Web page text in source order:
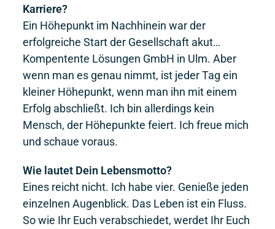
Karriere?
Ein Höhepunkt im Nachhinein war der
erfolgreiche Start der Gesellschaft akut…
Kompentente Lösungen GmbH in Ulm. Aber
wenn man es genau nimmt, ist jeder Tag ein
kleiner Höhepunkt, wenn man ihn mit einem
Erfolg abschließt. Ich bin allerdings kein
Mensch, der Höhepunkte feiert. Ich freue mich
und schaue voraus.
Wie lautet Dein Lebensmotto?
Eines reicht nicht. Ich habe vier. Genieße jeden
einzelnen Augenblick. Das Leben ist ein Fluss.
So wie Ihr Euch verabschiedet, werdet Ihr Euch